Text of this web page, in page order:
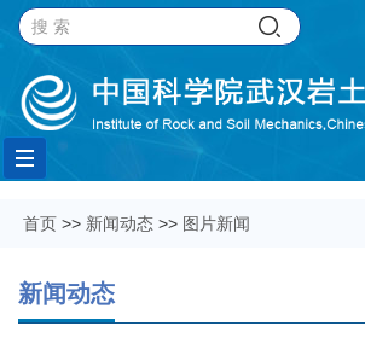
Toggle
navigation
首页 >> 新闻动态 >> 图片新闻
新闻动态